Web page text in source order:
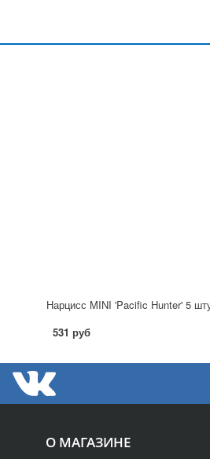
Нарцисс MINI 'Pacific Hunter' 5
531 руб
О МАГАЗИНЕ